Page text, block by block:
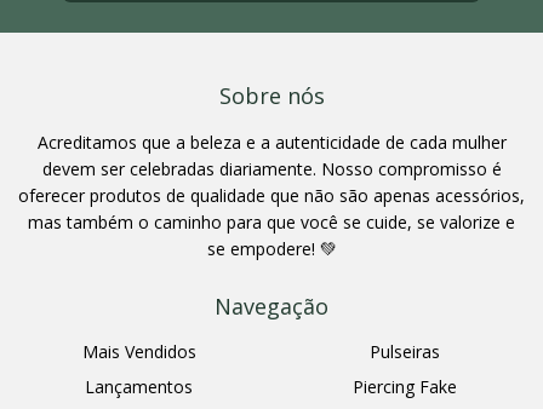
Sobre nós
Acreditamos que a beleza e a autenticidade de cada mulher
devem ser celebradas diariamente. Nosso compromisso é
oferecer produtos de qualidade que não são apenas acessórios,
mas também o caminho para que você se cuide, se valorize e
se empodere! 💚
Navegação
Mais Vendidos
Lançamentos
Pulseiras
Piercing Fake